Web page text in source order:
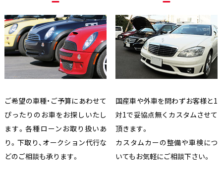
ご希望の車種・ご予算にあわせて
ぴったりのお車をお探しいたし
ます。各種ローンお取り扱いあ
り。下取り、オークション代行な
どのご相談も承ります。
国産車や外車を問わずお客様と1
対1で妥協点無くカスタムさせて
頂きます。
カスタムカーの整備や車検につ
いてもお気軽にご相談下さい。